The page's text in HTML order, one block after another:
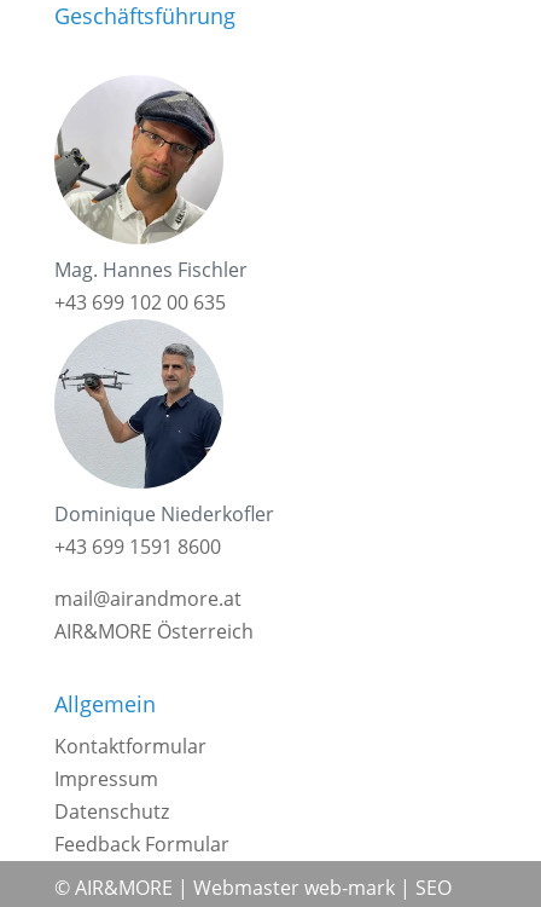
Geschäftsführung
Mag. Hannes Fischler
+43 699 102 00 635
Dominique Niederkofler
+43 699 1591 8600
mail@airandmore.at
AIR&MORE Österreich
Allgemein
Kontaktformular
Impressum
Datenschutz
Feedback Formular
© AIR&MORE | Webmaster web-mark| SEO